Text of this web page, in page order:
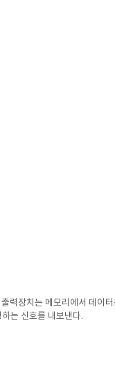
력장치는 메모리에서 데이
는 신호를 내보낸다.